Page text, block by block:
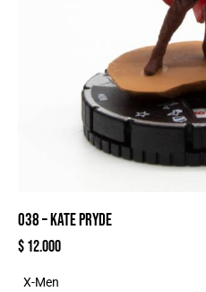
038 – KATE PRYDE
$12.000
X-Men